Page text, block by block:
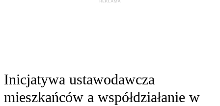
Inicjatywa ustawodawcza
mieszkańców a współdziałanie w